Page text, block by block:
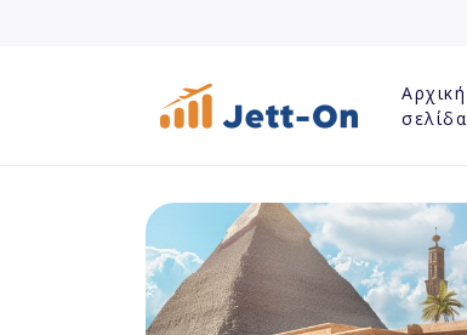
Αρχική
σελίδα